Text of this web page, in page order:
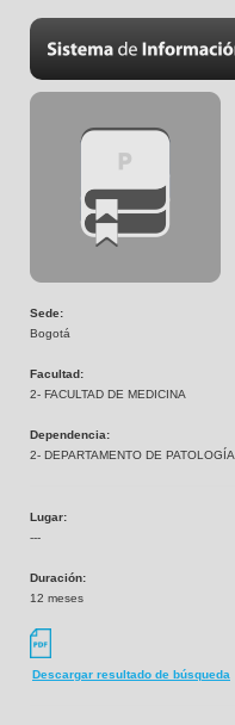
Sede:
Bogotá
Facultad:
2- FACULTAD DE MEDICINA
Dependencia:
2- DEPARTAMENTO DE PATOLOGÍA
Lugar:
---
Duración:
12 meses
Descargar resultado de búsqueda